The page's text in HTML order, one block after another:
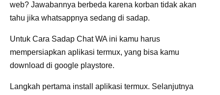
web? Jawabannya berbeda karena korban tidak akan
tahu jika whatsappnya sedang di sadap.
Untuk Cara Sadap Chat WA ini kamu harus
mempersiapkan aplikasi termux, yang bisa kamu
download di google playstore.
Langkah pertama install aplikasi termux. Selanjutnya